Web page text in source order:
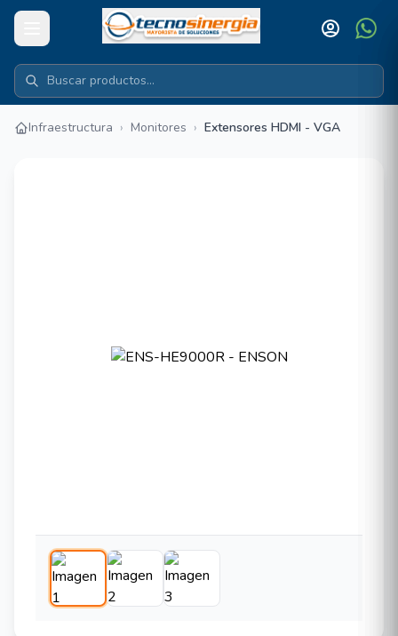
Infraestructura › Monitores › Extensores HDMI - VGA